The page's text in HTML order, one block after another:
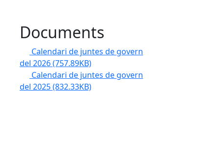
Documents
Calendari de juntes de govern
del 2026(757.89KB)
Calendari de juntes de govern
del 2025(832.33KB)